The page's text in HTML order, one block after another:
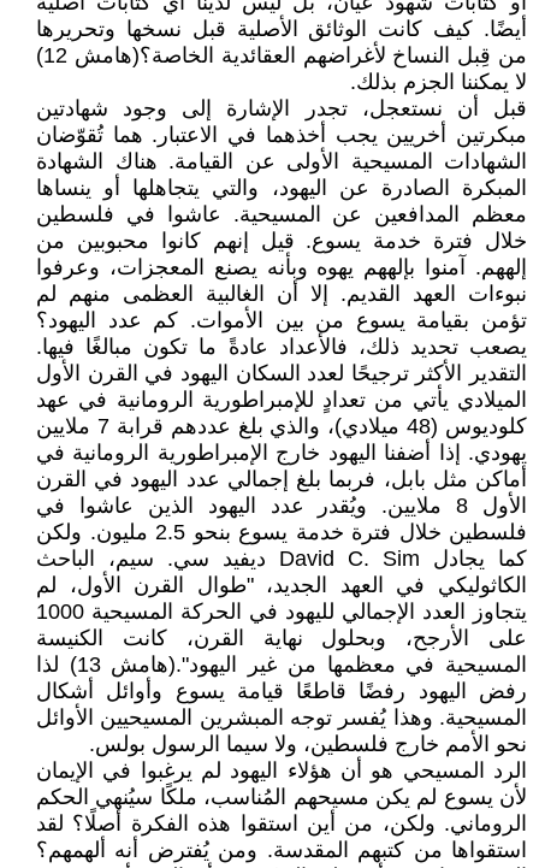
أيضًا. كيف كانت الوثائق الأصلية قبل نسخها وتحريرها
من قِبل النساخ لأغراضهم العقائدية الخاصة؟(هامش 12)
لا يمكننا الجزم بذلك.
قبل أن نستعجل، تجدر الإشارة إلى وجود شهادتين
مبكرتين أخريين يجب أخذهما في الاعتبار. هما تُقوّضان
الشهادات المسيحية الأولى عن القيامة. هناك الشهادة
المبكرة الصادرة عن اليهود، والتي يتجاهلها أو ينساها
معظم المدافعين عن المسيحية. عاشوا في فلسطين
خلال فترة خدمة يسوع. قيل إنهم كانوا محبوبين من
إلههم. آمنوا بإلههم يهوه وبأنه يصنع المعجزات، وعرفوا
نبوءات العهد القديم. إلا أن الغالبية العظمى منهم لم
تؤمن بقيامة يسوع من بين الأموات. كم عدد اليهود؟
يصعب تحديد ذلك، فالأعداد عادةً ما تكون مبالغًا فيها.
التقدير الأكثر ترجيحًا لعدد السكان اليهود في القرن الأول
الميلادي يأتي من تعدادٍ للإمبراطورية الرومانية في عهد
كلوديوس (48 ميلادي)، والذي بلغ عددهم قرابة 7 ملايين
يهودي. إذا أضفنا اليهود خارج الإمبراطورية الرومانية في
أماكن مثل بابل، فربما بلغ إجمالي عدد اليهود في القرن
الأول 8 ملايين. ويُقدر عدد اليهود الذين عاشوا في
فلسطين خلال فترة خدمة يسوع بنحو 2.5 مليون. ولكن
كما يجادل David C. Sim ديفيد سي. سيم، الباحث
الكاثوليكي في العهد الجديد، "طوال القرن الأول، لم
يتجاوز العدد الإجمالي لليهود في الحركة المسيحية 1000
على الأرجح، وبحلول نهاية القرن، كانت الكنيسة
المسيحية في معظمها من غير اليهود".(هامش 13) لذا
رفض اليهود رفضًا قاطعًا قيامة يسوع وأوائل أشكال
المسيحية. وهذا يُفسر توجه المبشرين المسيحيين الأوائل
نحو الأمم خارج فلسطين، ولا سيما الرسول بولس.
الرد المسيحي هو أن هؤلاء اليهود لم يرغبوا في الإيمان
لأن يسوع لم يكن مسيحهم المُناسب، ملكًا سيُنهي الحكم
الروماني. ولكن، من أين استقوا هذه الفكرة أصلًا؟ لقد
استقواها من كتبهم المقدسة. ومن يُفترض أنه ألهمهم؟